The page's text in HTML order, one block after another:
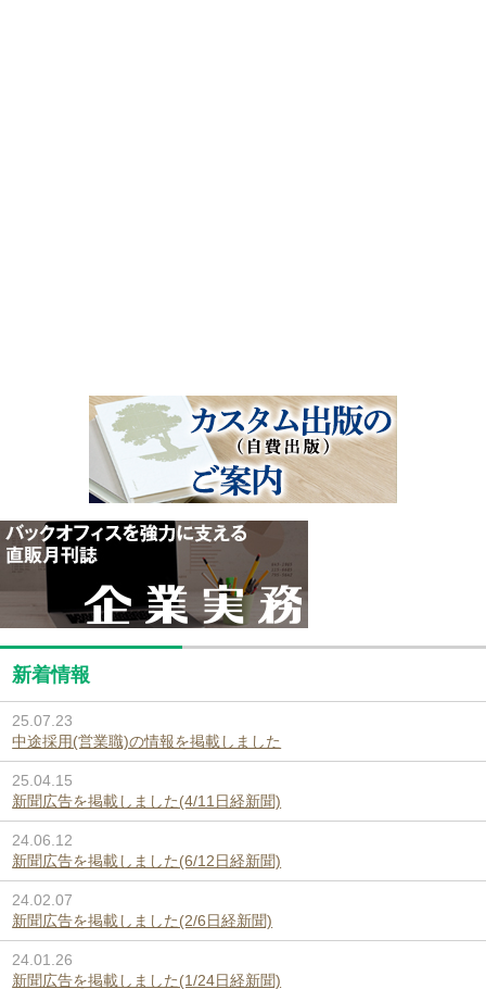
新着情報
25.07.23
中途採用(営業職)の情報を掲載しました
25.04.15
新聞広告を掲載しました(4/11日経新聞)
24.06.12
新聞広告を掲載しました(6/12日経新聞)
24.02.07
新聞広告を掲載しました(2/6日経新聞)
24.01.26
新聞広告を掲載しました(1/24日経新聞)